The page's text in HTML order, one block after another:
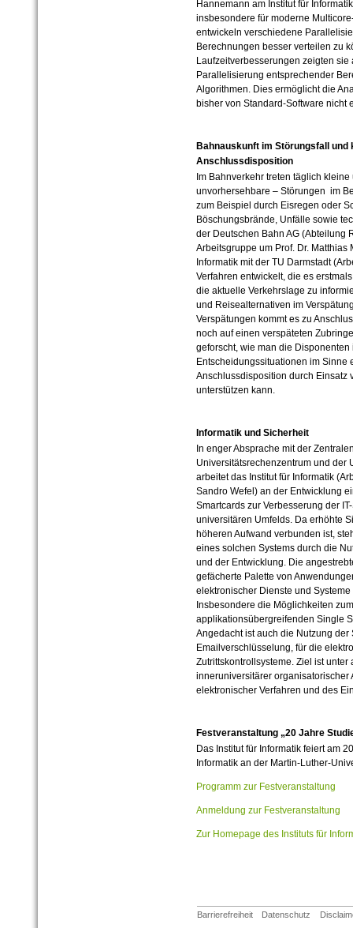
Hannemann am Institut für
insbesondere für moderne
entwickeln verschiedene
Berechnungen besser verteilen zu
Laufzeitverbesserungen zeigten
Parallelisierung entsprechender
Algorithmen. Dies ermöglicht die
bisher von Standard-Software nicht
Bahnauskunft im Störungsfall und
Anschlussdisposition
Im Bahnverkehr treten täglich
unvorhersehbare – Störungen im
zum Beispiel durch Eisregen oder
Böschungsbrände, Unfälle sowie
der Deutschen Bahn AG (Abteilung
Arbeitsgruppe um Prof. Dr.
Informatik mit der TU Darmstadt
Verfahren entwickelt, die es
die aktuelle Verkehrslage zu
und Reisealternativen im
Verspätungen kommt es zu
noch auf einen verspäteten
geforscht, wie man die
Entscheidungssituationen im Sinne
Anschlussdisposition durch Einsatz
unterstützen kann.
Informatik und Sicherheit
In enger Absprache mit der
Universitätsrechenzentrum und der
arbeitet das Institut für Informatik
Sandro Wefel) an der Entwicklung
Smartcards zur Verbesserung der
universitären Umfelds. Da erhöhte
höheren Aufwand verbunden ist,
eines solchen Systems durch die
und der Entwicklung. Die
gefächerte Palette von
elektronischer Dienste und
Insbesondere die Möglichkeiten
applikationsübergreifenden Single
Angedacht ist auch die Nutzung der
Emailverschlüsselung, für die
Zutrittskontrollsysteme. Ziel ist
inneruniversitärer organisatorischer
elektronischer Verfahren und des
Festveranstaltung „20 Jahre
Das Institut für Informatik feiert am
Informatik an der Martin-Luther-
Programm zur Festveranstaltung
Anmeldung zur Festveranstaltung
Zur Homepage des Instituts für
Barrierefreiheit Datenschutz